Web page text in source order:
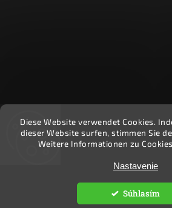
Diese Website verwendet Cookies.
dieser Website surfen, stimmen Sie
Weitere Informationen zu
Nastavenie
Súhlasím
Recenzie zákazníkov - Heuréka
Ekočlovek. Všetky
Upraviť nastavenie
Shoptet| Design